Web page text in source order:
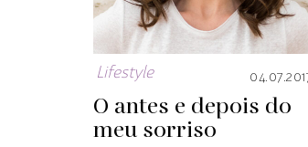
Lifestyle
O antes e depois do
meu sorriso